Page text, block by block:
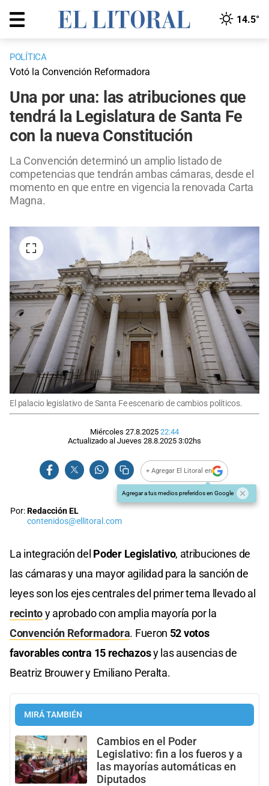
14.5°
POLÍTICA
Votó la Convención Reformadora
Una por una: las atribuciones que
tendrá la Legislatura de Santa Fe
con la nueva Constitución
La Convención determinó un amplio listado de
competencias que tendrán ambas cámaras, desde el
momento en que entre en vigencia la renovada Carta
Magna.
El palacio legislativo de Santa Fe escenario de cambios políticos.
Miércoles 27.8.2025 22:44
Actualizado al Jueves 28.8.2025 3:02hs
+ Agregar El Litoral en
Agregar a tus medios preferidos en Google
Por:Redacción EL
contenidos@ellitoral.com
La integración del Poder Legislativo, atribuciones de
las cámaras y una mayor agilidad para la sanción de
leyes son los ejes centrales del primer tema llevado al
recintoy aprobado con amplia mayoría por la
Convención Reformadora. Fueron 52 votos
favorables contra 15 rechazosy las ausencias de
Beatriz Brouwer y Emiliano Peralta.
MIRÁ TAMBIÉN
Cambios en el Poder
Legislativo: fin a los fueros y a
las mayorías automáticas en
Diputados